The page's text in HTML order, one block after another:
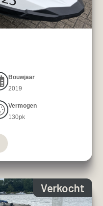
Bouwjaar
2019
Vermogen
130pk
Verkocht